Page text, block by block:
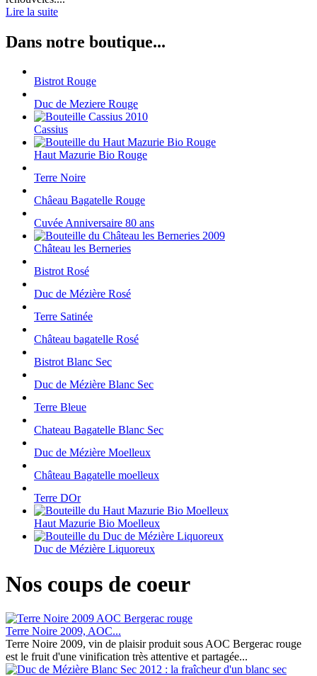
Lire la suite
Dans notre boutique...
Bistrot Rouge
Duc de Meziere Rouge
Cassius
Haut Mazurie Bio Rouge
Terre Noire
Châeau Bagatelle Rouge
Cuvée Anniversaire 80 ans
Château les Berneries
Bistrot Rosé
Duc de Mézière Rosé
Terre Satinée
Château bagatelle Rosé
Bistrot Blanc Sec
Duc de Mézière Blanc Sec
Terre Bleue
Chateau Bagatelle Blanc Sec
Duc de Mézière Moelleux
Château Bagatelle moelleux
Terre DOr
Haut Mazurie Bio Moelleux
Duc de Mézière Liquoreux
Nos coups de coeur
Terre Noire 2009, AOC...
Terre Noire 2009, vin de plaisir produit sous AOC Bergerac rouge
est le fruit d'une vinification très attentive et partagée...